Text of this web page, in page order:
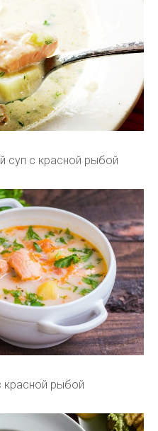
суп с красной рыбой
красной рыбой